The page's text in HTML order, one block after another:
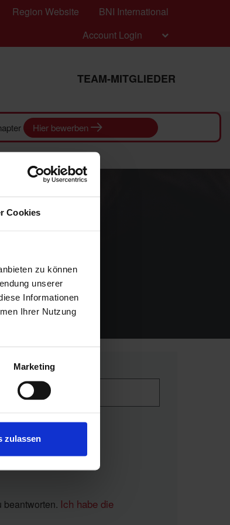
Cookies
zu können
unserer
Informationen
Ihrer Nutzung
Marketing
zulassen
Region Website
BNI International
Account Login
TEAM-MITGLIEDER
Hier bewerben
beantworten. Ich habe die